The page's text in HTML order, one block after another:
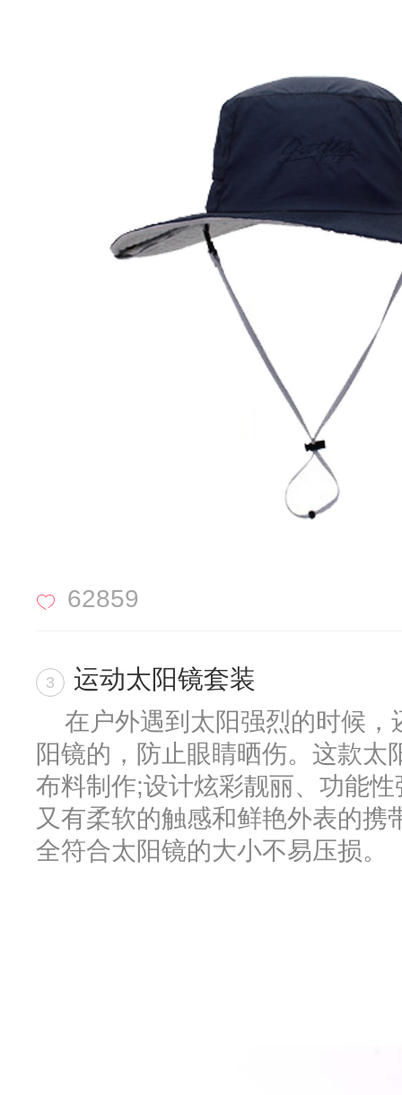
62859
3 运动太阳镜套装
在户外遇到太阳强烈的时候，
阳镜的，防止眼睛晒伤。这款太
布料制作;设计炫彩靓丽、功能
又有柔软的触感和鲜艳外表的携
全符合太阳镜的大小不易压损。